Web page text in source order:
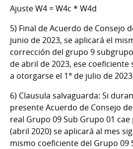
Ajuste W4 = W4c * W4d
5) Final de Acuerdo de Consejo
junio de 2023, se aplicará el
corrección del grupo 9
de abril de 2023, ese
a otorgarse el 1° de julio de
6) Clausula salvaguarda: Si
presente Acuerdo de Consejo
real Grupo 09 Sub Grupo 01
(abril 2020) se aplicará al mes
mismo coeficiente del Grupo 09